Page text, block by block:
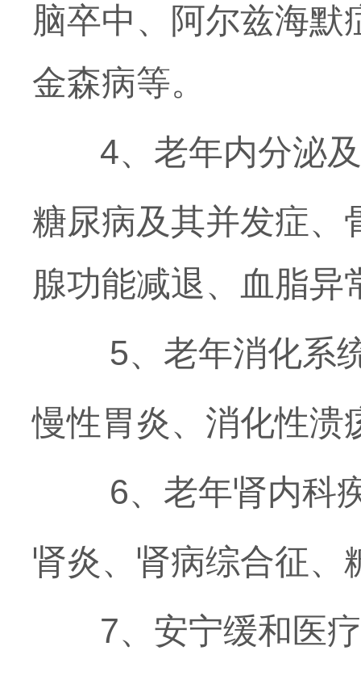
脑卒中、阿尔兹海默
金森病等。
4、老年内分泌及
糖尿病及其并发症、
腺功能减退、血脂异
5、老年消化系
慢性胃炎、消化性溃
6、老年肾内科
肾炎、肾病综合征、
7、安宁缓和医疗